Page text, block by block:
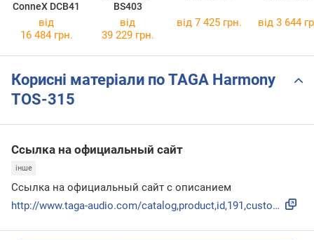
ConneX DCB41
BS403
від
16 484 грн.
від
39 229 грн.
від 7 425 грн. від 3 644
Корисні матеріали по TAGA Harmony
TOS-315
Ссылка на официальный сайт
інше
Ссылка на официальный сайт с описанием
http://www.taga-audio.com/catalog,product,id,191,custom_ins...